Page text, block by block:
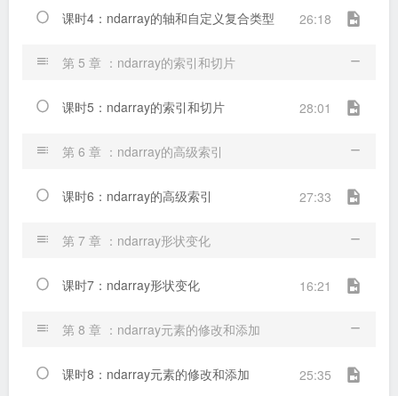
课时4：ndarray的轴和自定义复合类型 26:18
第 5 章 ：ndarray的索引和切片
课时5：ndarray的索引和切片 28:01
第 6 章 ：ndarray的高级索引
课时6：ndarray的高级索引 27:33
第 7 章 ：ndarray形状变化
课时7：ndarray形状变化 16:21
第 8 章 ：ndarray元素的修改和添加
课时8：ndarray元素的修改和添加 25:35